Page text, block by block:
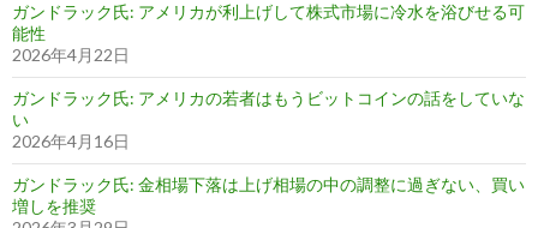
ガンドラック氏: アメリカが利上げして株式市場に冷水を浴びせる可
能性
2026年4月22日
ガンドラック氏: アメリカの若者はもうビットコインの話をしていな
い
2026年4月16日
ガンドラック氏: 金相場下落は上げ相場の中の調整に過ぎない、買い
増しを推奨